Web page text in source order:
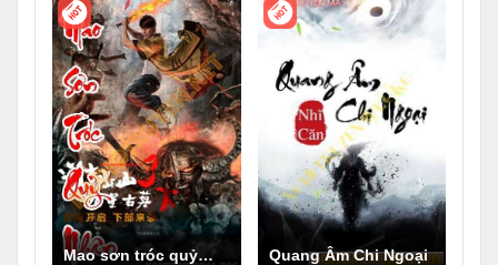
Mao sơn tróc quỷ
Quang Âm Chi Ngoại